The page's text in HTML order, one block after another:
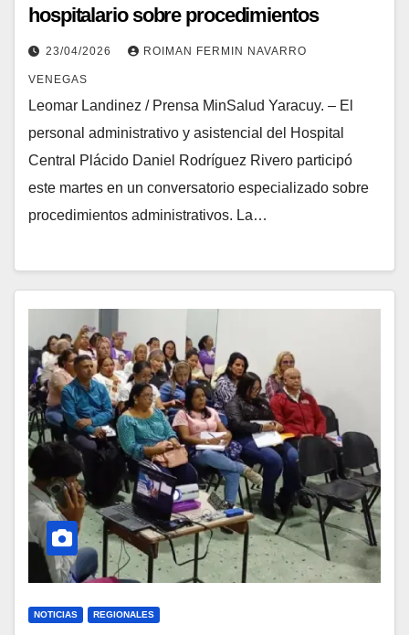
hospitalario sobre procedimientos
administrativos
23/04/2026 ROIMAN FERMIN NAVARRO
VENEGAS
Leomar Landinez / Prensa MinSalud Yaracuy. – El
personal administrativo y asistencial del Hospital
Central Plácido Daniel Rodríguez Rivero participó
este martes en un conversatorio especializado sobre
procedimientos administrativos. La…
NOTICIAS REGIONALES